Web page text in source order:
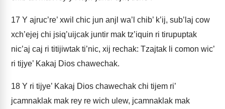
17 Y ajruc’re’ xwil chic jun anjl wa’l chib’ k’ij, sub’laj cow
xch’ejej chi jsiq’uijcak juntir mak tz’iquin ri tirupuptak
nic’aj caj ri titijiwtak ti’nic, xij rechak: Tzajtak li comon wic’
ri tijye’ Kakaj Dios chawechak.
18 Y ri tijye’ Kakaj Dios chawechak chi tijem ri’
jcamnaklak mak rey re wich ulew, jcamnaklak mak